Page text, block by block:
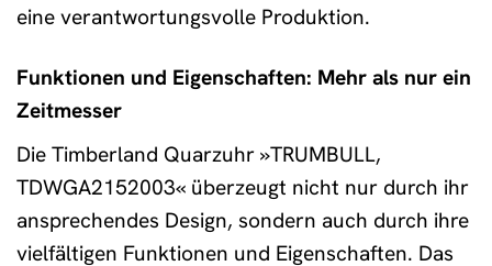
eine verantwortungsvolle Produktion.
Funktionen und Eigenschaften: Mehr als nur ein
Zeitmesser
Die Timberland Quarzuhr »TRUMBULL,
TDWGA2152003« überzeugt nicht nur durch ihr
ansprechendes Design, sondern auch durch ihre
vielfältigen Funktionen und Eigenschaften. Das